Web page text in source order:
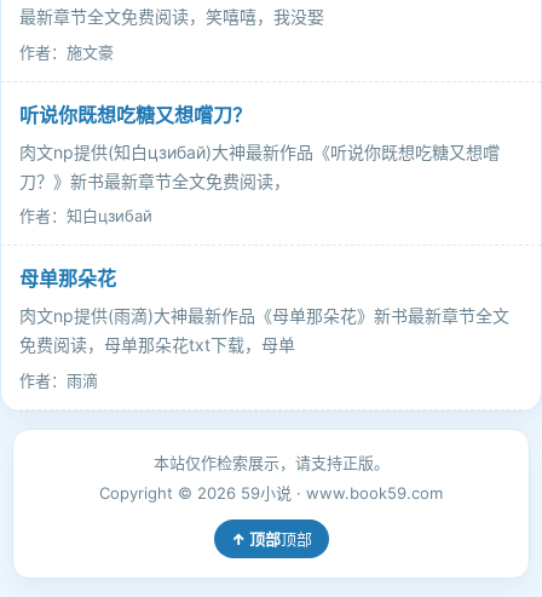
最新章节全文免费阅读，笑嘻嘻，我没娶
作者：施文豪
听说你既想吃糖又想嚐刀？
肉文np提供(知白цзибай)大神最新作品《听说你既想吃糖又想嚐
刀？》新书最新章节全文免费阅读，
作者：知白цзибай
母单那朵花
肉文np提供(雨滴)大神最新作品《母单那朵花》新书最新章节全文
免费阅读，母单那朵花txt下载，母单
作者：雨滴
本站仅作检索展示，请支持正版。
Copyright © 2026 59小说 · www.book59.com
顶部